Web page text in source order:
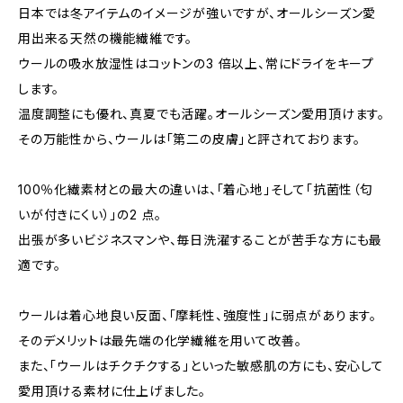
日本では冬アイテムのイメージが強いですが、オールシーズン愛
用出来る天然の機能繊維です。
ウールの吸水放湿性はコットンの3 倍以上、常にドライをキープ
します。
温度調整にも優れ、真夏でも活躍。オールシーズン愛用頂けます。
その万能性から、ウールは「第二の皮膚」と評されております。
100％化繊素材との最大の違いは、「着心地」そして「抗菌性（匂
いが付きにくい）」の2 点。
出張が多いビジネスマンや、毎日洗濯することが苦手な方にも最
適です。
ウールは着心地良い反面、「摩耗性、強度性」に弱点があります。
そのデメリットは最先端の化学繊維を用いて改善。
また、「ウールはチクチクする」といった敏感肌の方にも、安心して
愛用頂ける素材に仕上げました。